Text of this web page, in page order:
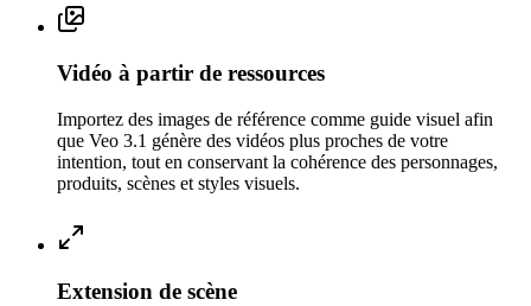
Vidéo à partir de ressources
Importez des images de référence comme guide visuel afin
que Veo 3.1 génère des vidéos plus proches de votre
intention, tout en conservant la cohérence des personnages,
produits, scènes et styles visuels.
Extension de scène